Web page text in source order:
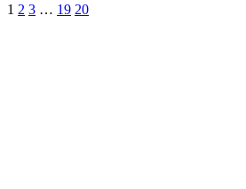
1 2 3 … 19 20